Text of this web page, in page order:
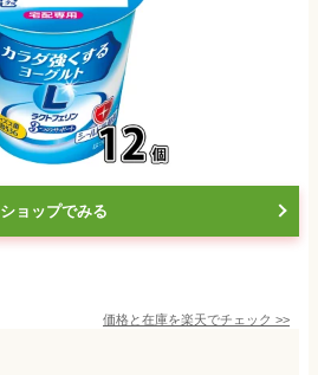
ショップでみる
価格と在庫を楽天でチェック >>